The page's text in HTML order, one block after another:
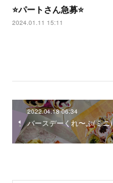
⭐️パートさん急募⭐️
2024.01.11 15:11
2022.04.18 06:34
バースデーくれ〜ぷ(ミニ)